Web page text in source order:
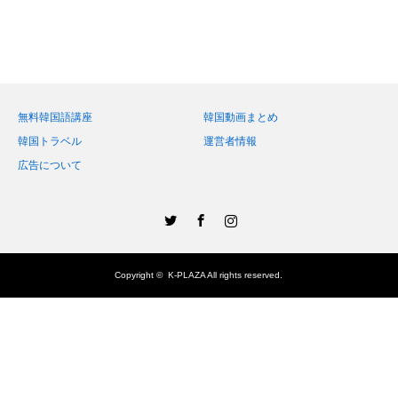
無料韓国語講座
韓国動画まとめ
韓国トラベル
運営者情報
広告について
Copyright ©K-PLAZAAll rights reserved.